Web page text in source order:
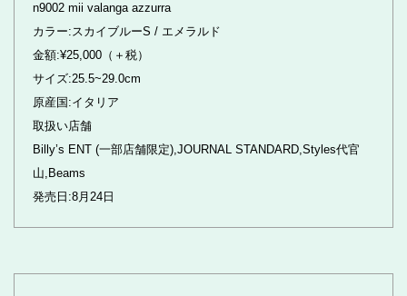
n9002 mii valanga azzurra
カラー:スカイブルーS / エメラルド
金額:¥25,000（＋税）
サイズ:25.5~29.0cm
原産国:イタリア
取扱い店舗
Billy’s ENT (一部店舗限定),JOURNAL STANDARD,Styles代官
山,Beams
発売日:8月24日